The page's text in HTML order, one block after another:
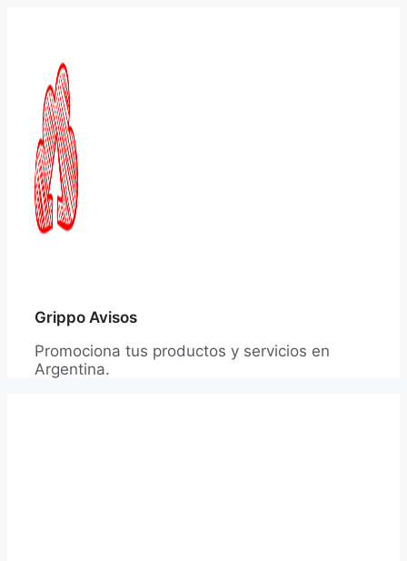
Grippo Avisos
Promociona tus productos y servicios en
Argentina.